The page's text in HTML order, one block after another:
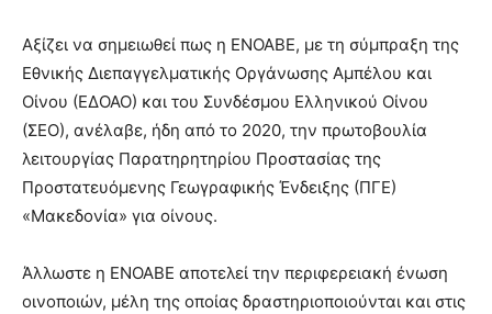
Αξίζει να σημειωθεί πως η ΕΝΟΑΒΕ, με τη σύμπραξη της
Εθνικής Διεπαγγελματικής Οργάνωσης Αμπέλου και
Οίνου (ΕΔΟΑΟ) και του Συνδέσμου Ελληνικού Οίνου
(ΣΕΟ), ανέλαβε, ήδη από το 2020, την πρωτοβουλία
λειτουργίας Παρατηρητηρίου Προστασίας της
Προστατευόμενης Γεωγραφικής Ένδειξης (ΠΓΕ)
«Μακεδονία» για οίνους.
Άλλωστε η ΕΝΟΑΒΕ αποτελεί την περιφερειακή ένωση
οινοποιών, μέλη της οποίας δραστηριοποιούνται και στις